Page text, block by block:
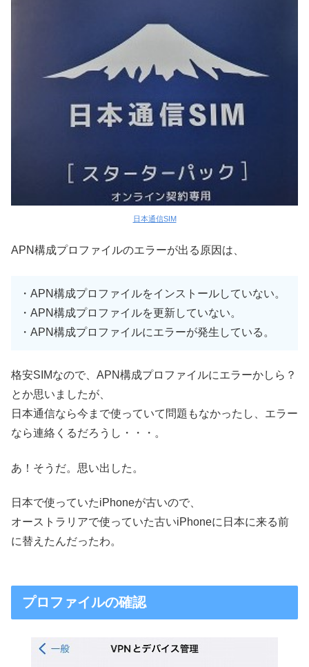
日本通信SIM
APN構成プロファイルのエラーが出る原因は、
・APN構成プロファイルをインストールしていない。
・APN構成プロファイルを更新していない。
・APN構成プロファイルにエラーが発生している。
格安SIMなので、APN構成プロファイルにエラーかしら？
とか思いましたが、
日本通信なら今まで使っていて問題もなかったし、エラー
なら連絡くるだろうし・・・。
あ！そうだ。思い出した。
日本で使っていたiPhoneが古いので、
オーストラリアで使っていた古いiPhoneに日本に来る前
に替えたんだったわ。
プロファイルの確認